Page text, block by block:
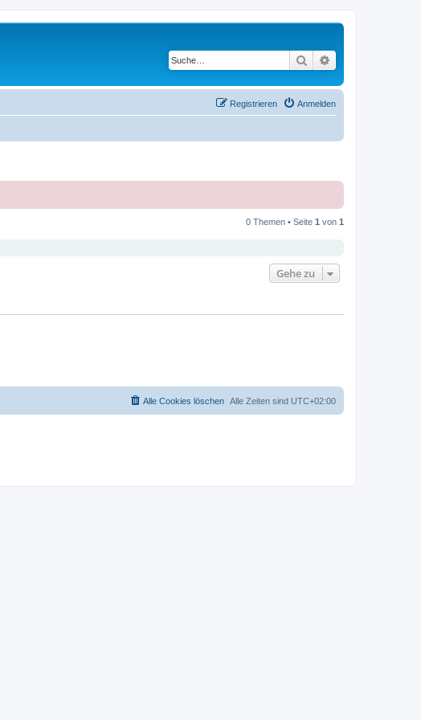
Suche
Anmelden
Registrieren
0 Themen • Seite 1 von 1
Gehe zu
Alle Zeiten sind UTC+02:00
Alle Cookies löschen